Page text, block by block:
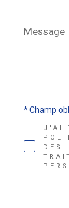
Message
*
J'AI
DES
* Champ